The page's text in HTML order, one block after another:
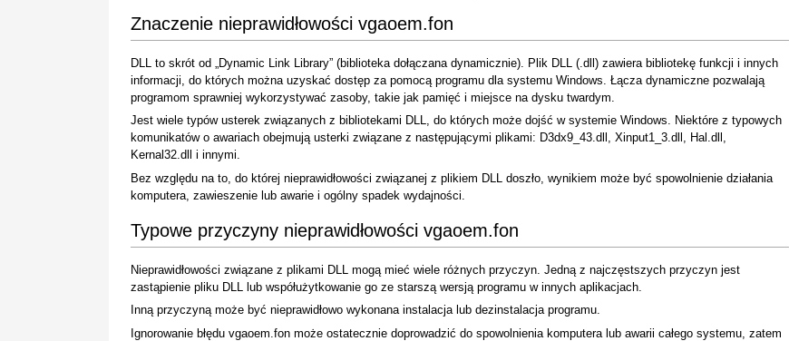
Znaczenie nieprawidłowości vgaoem.fon
DLL to skrót od „Dynamic Link Library” (biblioteka dołączana dynamicznie). Plik DLL (.dll) zawiera bibliotekę funkcji i innych
informacji, do których można uzyskać dostęp za pomocą programu dla systemu Windows. Łącza dynamiczne pozwalają
programom sprawniej wykorzystywać zasoby, takie jak pamięć i miejsce na dysku twardym.
Jest wiele typów usterek związanych z bibliotekami DLL, do których może dojść w systemie Windows. Niektóre z typowych
komunikatów o awariach obejmują usterki związane z następującymi plikami: D3dx9_43.dll, Xinput1_3.dll, Hal.dll,
Kernal32.dll i innymi.
Bez względu na to, do której nieprawidłowości związanej z plikiem DLL doszło, wynikiem może być spowolnienie działania
komputera, zawieszenie lub awarie i ogólny spadek wydajności.
Typowe przyczyny nieprawidłowości vgaoem.fon
Nieprawidłowości związane z plikami DLL mogą mieć wiele różnych przyczyn. Jedną z najczęstszych przyczyn jest
zastąpienie pliku DLL lub współużytkowanie go ze starszą wersją programu w innych aplikacjach.
Inną przyczyną może być nieprawidłowo wykonana instalacja lub dezinstalacja programu.
Ignorowanie błędu vgaoem.fon może ostatecznie doprowadzić do spowolnienia komputera lub awarii całego systemu, zatem